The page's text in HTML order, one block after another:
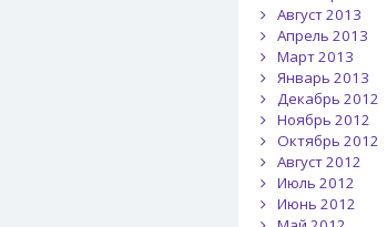
Август 2013
Апрель 2013
Март 2013
Январь 2013
Декабрь 2012
Ноябрь 2012
Октябрь 2012
Август 2012
Июль 2012
Июнь 2012